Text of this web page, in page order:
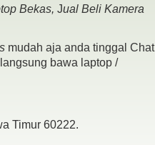
Bekas, Jual Beli Kamera
mudah aja anda tinggal Chat
bawa laptop /
Timur 60222.